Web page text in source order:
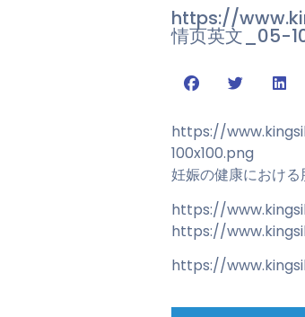
https://
情页英文_05-
https://
100x100.png
妊娠の健康におけ
https://
https://
https://